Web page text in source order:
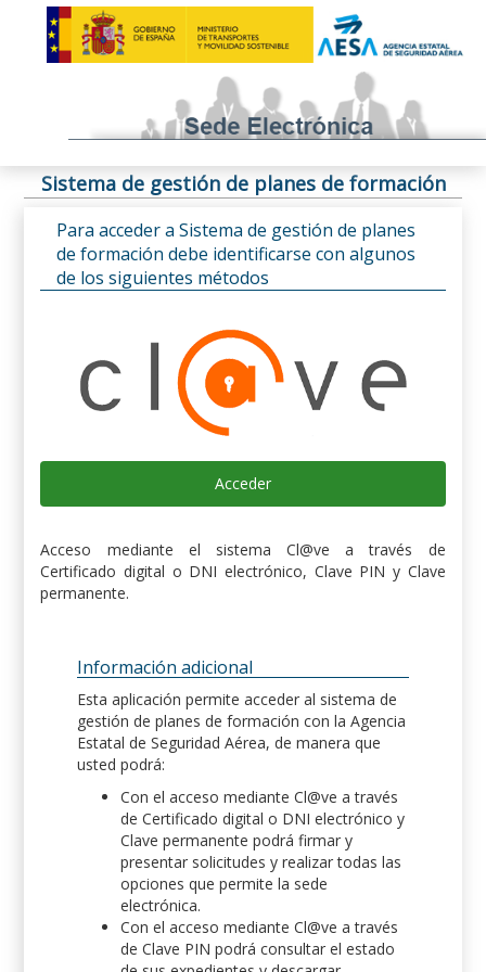
Sistema de gestión de planes de formación
Para acceder a Sistema de gestión de planes
de formación debe identificarse con algunos
de los siguientes métodos
Acceder
Acceso mediante el sistema Cl@ve a través de
Certificado digital o DNI electrónico, Clave PIN y Clave
permanente.
Información adicional
Esta aplicación permite acceder al sistema de
gestión de planes de formación con la Agencia
Estatal de Seguridad Aérea, de manera que
usted podrá:
Con el acceso mediante Cl@ve a través
de Certificado digital o DNI electrónico y
Clave permanente podrá firmar y
presentar solicitudes y realizar todas las
opciones que permite la sede
electrónica.
Con el acceso mediante Cl@ve a través
de Clave PIN podrá consultar el estado